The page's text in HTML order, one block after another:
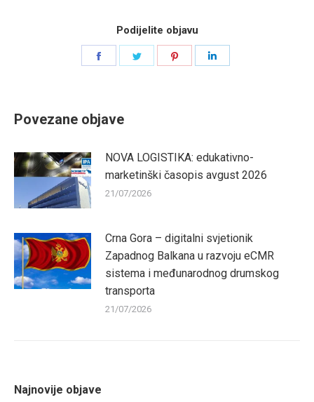
Podijelite objavu
Povezane objave
NOVA LOGISTIKA: edukativno-
marketinški časopis avgust 2026
21/07/2026
Crna Gora – digitalni svjetionik
Zapadnog Balkana u razvoju eCMR
sistema i međunarodnog drumskog
transporta
21/07/2026
Najnovije objave